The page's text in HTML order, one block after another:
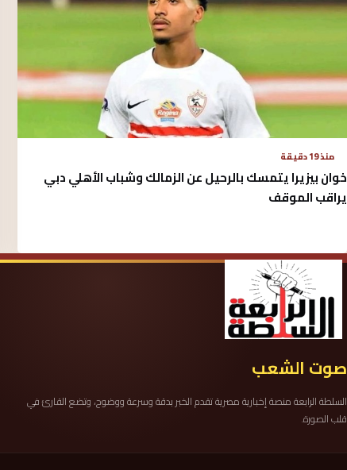
منذ 19 دقيقة
خوان بيزيرا يتمسك بالرحيل عن الزمالك وشباب الأهلي دبي
يراقب الموقف
صوت الشعب
السلطة الرابعة منصة إخبارية مصرية تقدم الخبر بدقة وسرعة ووضوح، وتضع القارئ في
قلب الصورة.